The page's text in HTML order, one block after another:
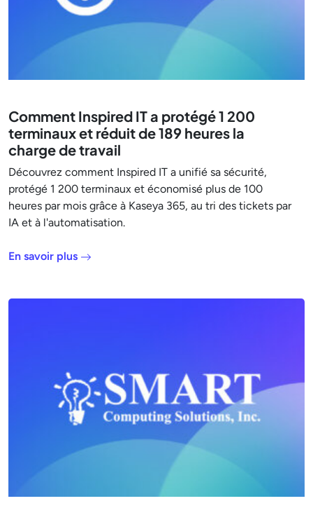
Comment Inspired IT a protégé 1 200
terminaux et réduit de 189 heures la
charge de travail
Découvrez comment Inspired IT a unifié sa sécurité,
protégé 1 200 terminaux et économisé plus de 100
heures par mois grâce à Kaseya 365, au tri des tickets par
IA et à l'automatisation.
En savoir plus